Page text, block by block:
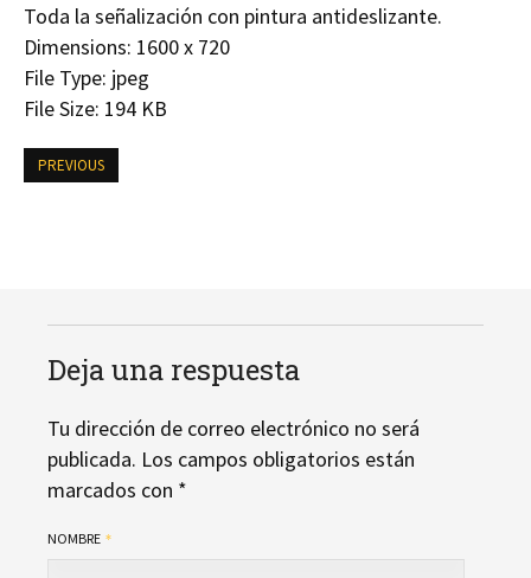
Toda la señalización con pintura antideslizante.
Dimensions: 1600 x 720
File Type: jpeg
File Size: 194 KB
PREVIOUS
Deja una respuesta
Tu dirección de correo electrónico no será
publicada. Los campos obligatorios están
marcados con *
NOMBRE